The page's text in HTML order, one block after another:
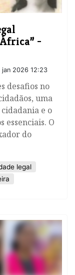
-
jan 2026 12:23
desafios no
uma
e o
essenciais. O
do
legal